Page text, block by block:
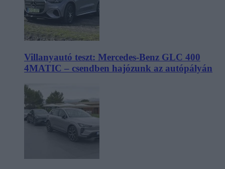
Villanyautó teszt: Mercedes-Benz GLC 400
4MATIC – csendben hajózunk az autópályán